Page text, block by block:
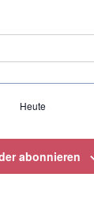
Heute
abonnieren